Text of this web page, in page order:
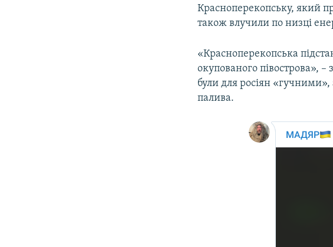
Красноперекопську, який
також влучили по низці
«Красноперекопська
окупованого півострова», –
були для росіян «гучними»,
палива.